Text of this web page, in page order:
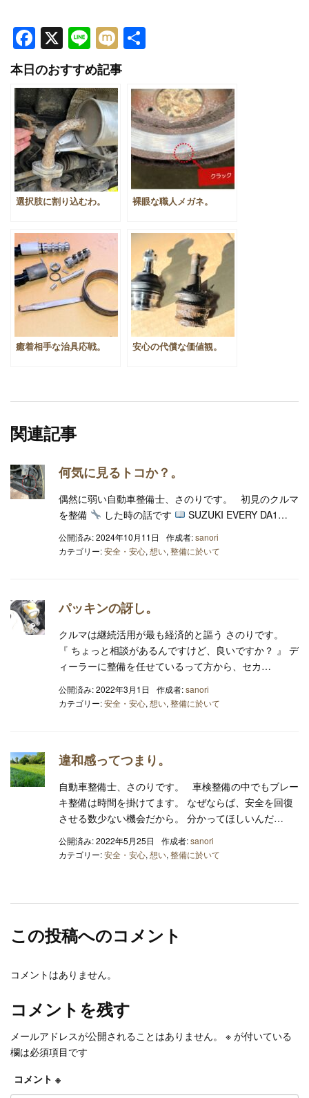
Facebook
X LineMixi
本日のおすすめ記事
選択肢に割り込むわ。 裸眼な職人メガネ。
癒着相手な治具応戦。 安心の代償な価値観。
関連記事
何気に見るトコか？。
偶然に弱い自動車整備士、さのりです。 初見のクルマ
を整備
した時の話です SUZUKI EVERY DA1…
公開済み: 2024年10月11日 作成者:sanori
カテゴリー:安全・安心, 想い, 整備に於いて
パッキンの訝し。
クルマは継続活用が最も経済的と謳う さのりです。
『 ちょっと相談があるんですけど、良いですか？ 』 デ
ィーラーに整備を任せているって方から、セカ…
公開済み: 2022年3月1日 作成者:sanori
カテゴリー:安全・安心, 想い, 整備に於いて
違和感ってつまり。
自動車整備士、さのりです。 車検整備の中でもブレー
キ整備は時間を掛けてます。 なぜならば、安全を回復
させる数少ない機会だから。 分かってほしいんだ…
公開済み: 2022年5月25日 作成者:sanori
カテゴリー:安全・安心, 想い, 整備に於いて
この投稿へのコメント
コメントはありません。
コメントを残す
メールアドレスが公開されることはありません。 ※ が付いている
欄は必須項目です
コメント ※